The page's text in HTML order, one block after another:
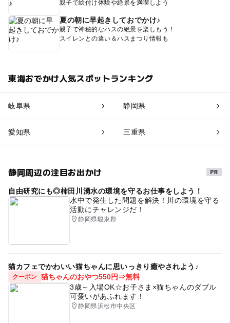
親子で絵付け体験や絶景を満喫しよう
夏の朝に早起きしておでかけ♪
親子で神秘的なハスの絶景を楽しもう！
スイレンとの違い＆ハスまつり情報も
東海おでかけ人気スポットランキング
岐阜県 静岡県
愛知県 三重県
静岡周辺の注目お出かけ
自由研究にも◎柿田川湧水の環境を守るお仕事をしよう！
水中で発生した問題を解決！川の環境を守る
活動にチャレンジだ！
静岡県駿東郡
猫カフェでかわいい猫ちゃんに思いっきり癒やされよう♪
クーポン 猫ちゃんのおやつ550円⇒無料
3歳～入場OK☆お子さま×猫ちゃんのダブル
可愛いがあふれます！
静岡県浜松市中央区